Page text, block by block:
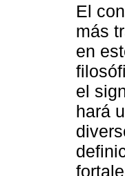
El
más
en
el
hará